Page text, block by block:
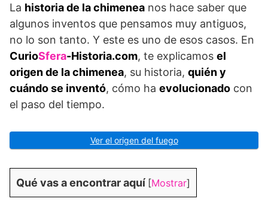
La historia de la chimenea nos hace saber que
algunos inventos que pensamos muy antiguos,
no lo son tanto. Y este es uno de esos casos. En
CurioSfera-Historia.com, te explicamos el
origen de la chimenea, su historia, quién y
cuándo se inventó, cómo ha evolucionado con
el paso del tiempo.
Ver el origen del fuego
Qué vas a encontrar aquí [Mostrar]